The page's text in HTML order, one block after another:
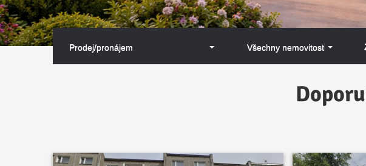
Prodej/pronájem Všechny nemovitosti